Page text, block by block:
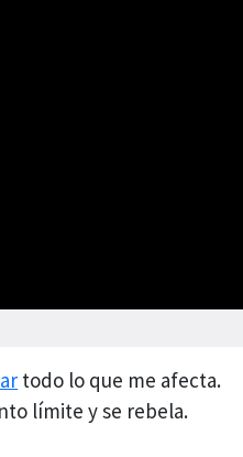
todo lo que me afecta.
límite y se rebela.